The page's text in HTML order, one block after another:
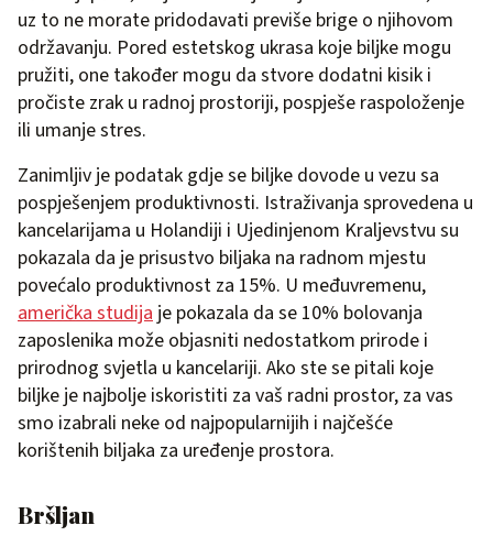
uz to ne morate pridodavati previše brige o njihovom
održavanju. Pored estetskog ukrasa koje biljke mogu
pružiti, one također mogu da stvore dodatni kisik i
pročiste zrak u radnoj prostoriji, pospješe raspoloženje
ili umanje stres.
Zanimljiv je podatak gdje se biljke dovode u vezu sa
pospješenjem produktivnosti. Istraživanja sprovedena u
kancelarijama u Holandiji i Ujedinjenom Kraljevstvu su
pokazala da je prisustvo biljaka na radnom mjestu
povećalo produktivnost za 15%. U međuvremenu,
američka studija je pokazala da se 10% bolovanja
zaposlenika može objasniti nedostatkom prirode i
prirodnog svjetla u kancelariji. Ako ste se pitali koje
biljke je najbolje iskoristiti za vaš radni prostor, za vas
smo izabrali neke od najpopularnijih i najčešće
korištenih biljaka za uređenje prostora.
Bršljan